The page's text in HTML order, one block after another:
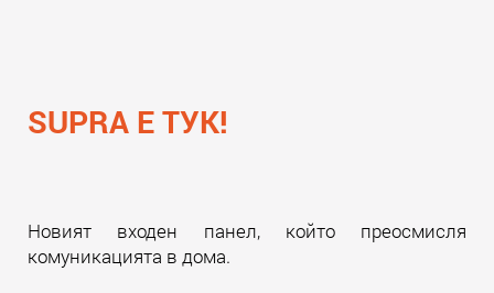
SUPRA Е ТУК!
Новият входен панел, който преосмисля
комуникацията в дома.